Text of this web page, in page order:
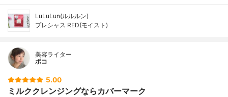
LuLuLun(ルルルン)
プレシャス RED(モイスト)
美容ライター
ポコ
5.00
ミルククレンジングならカバーマーク